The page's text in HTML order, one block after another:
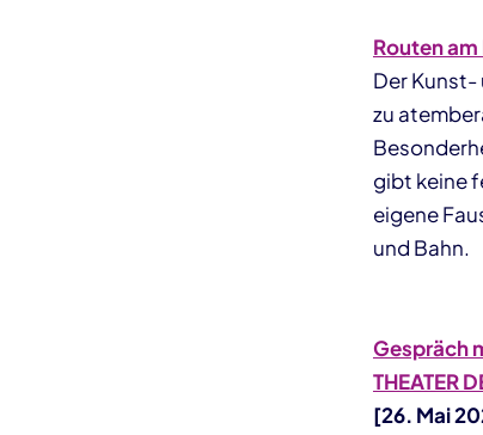
Routen am
Der Kunst-
zu
gibt keine
eigene
und Bahn.
Gespräch
THEATER
[26. Mai